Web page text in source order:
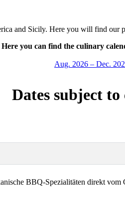
and Sicily. Here you will find our
Here you can find the culinary
Aug. 2026 – Dec.
Dates subject to
BBQ-Spezialitäten direkt vom